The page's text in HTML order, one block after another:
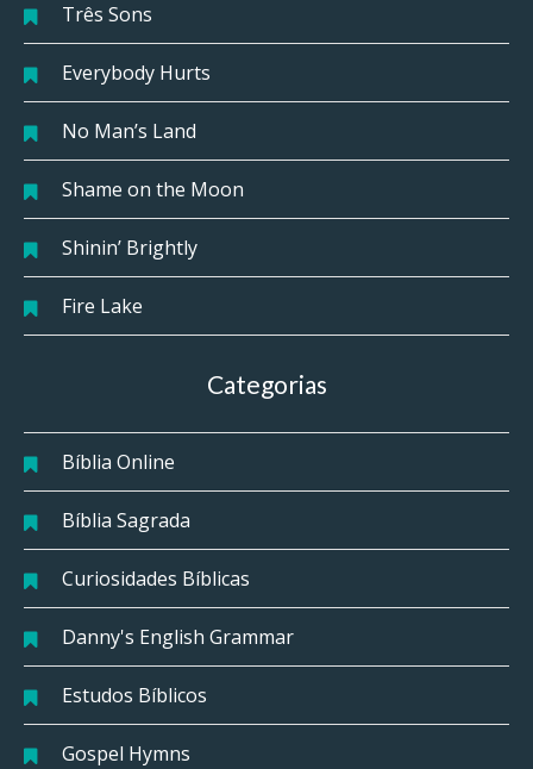
Três Sons
Everybody Hurts
No Man’s Land
Shame on the Moon
Shinin’ Brightly
Fire Lake
Categorias
Bíblia Online
Bíblia Sagrada
Curiosidades Bíblicas
Danny's English Grammar
Estudos Bíblicos
Gospel Hymns